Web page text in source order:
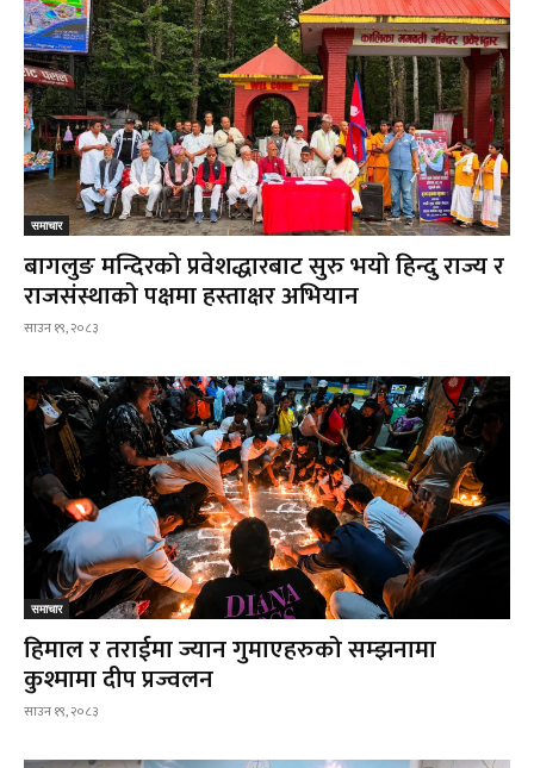
समाचार
बागलुङ मन्दिरको प्रवेशद्धारबाट सुरु भयो हिन्दु राज्य र
राजसंस्थाको पक्षमा हस्ताक्षर अभियान
साउन १९, २०८३
समाचार
हिमाल र तराईमा ज्यान गुमाएहरुको सम्झनामा
कुश्मामा दीप प्रज्वलन
साउन १९, २०८३